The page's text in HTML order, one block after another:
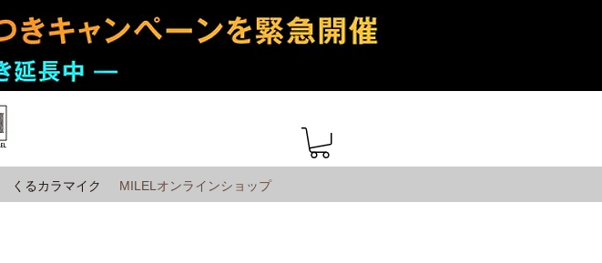
くるカラマイク MILELオンラインショップ